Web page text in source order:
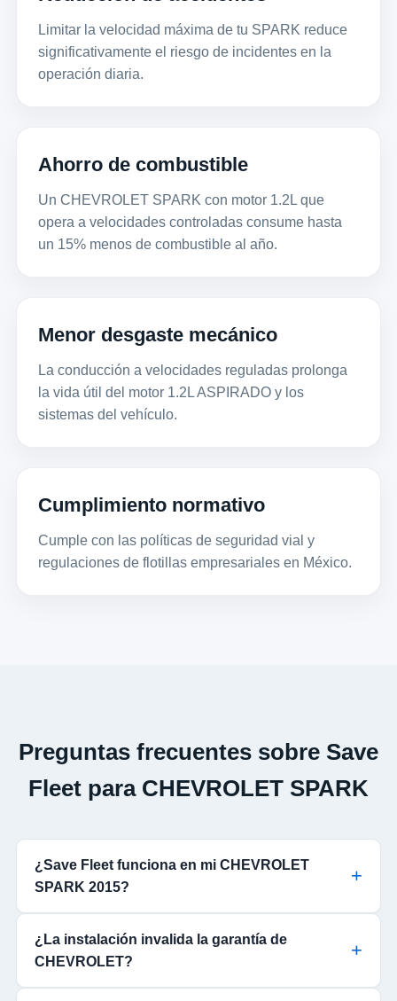
Limitar la velocidad máxima de tu SPARK reduce
significativamente el riesgo de incidentes en la
operación diaria.
Ahorro de combustible
Un CHEVROLET SPARK con motor 1.2L que
opera a velocidades controladas consume hasta
un 15% menos de combustible al año.
Menor desgaste mecánico
La conducción a velocidades reguladas prolonga
la vida útil del motor 1.2L ASPIRADO y los
sistemas del vehículo.
Cumplimiento normativo
Cumple con las políticas de seguridad vial y
regulaciones de flotillas empresariales en México.
Preguntas frecuentes sobre Save
Fleet para CHEVROLET SPARK
¿Save Fleet funciona en mi CHEVROLET
SPARK 2015?
¿La instalación invalida la garantía de
CHEVROLET?